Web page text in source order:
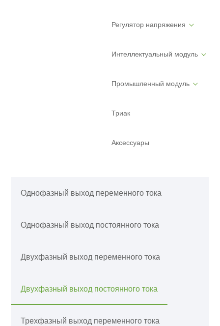
Регулятор напряжения
Интеллектуальный модуль
Промышленный модуль
Триак
Аксессуары
Однофазный выход переменного тока
Однофазный выход постоянного тока
Двухфазный выход переменного тока
Двухфазный выход постоянного тока
Трехфазный выход переменного тока